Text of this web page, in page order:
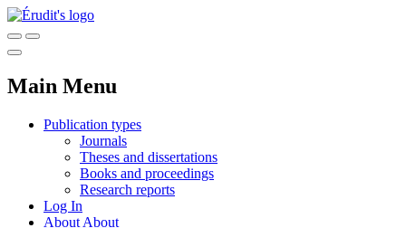
Main Menu
Publication types
Journals
Theses and dissertations
Books and proceedings
Research reports
Log In
About About